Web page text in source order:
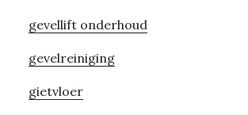
gevellift onderhoud
gevelreiniging
gietvloer